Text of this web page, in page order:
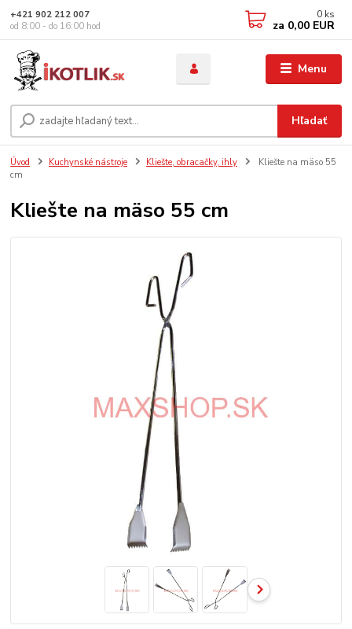
Menu
Hľadať
+421 902 212 007
od 8:00 - do 16:00 hod
0 ks
za 0,00 EUR
Úvod Kuchynské nástroje Kliešte, obracačky, ihly
Kliešte na mäso 55
cm
Kliešte na mäso 55 cm